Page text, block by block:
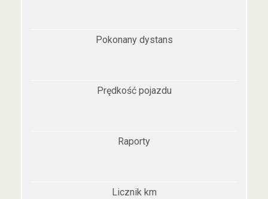
Pokonany dystans
Prędkość pojazdu
Raporty
Licznik km